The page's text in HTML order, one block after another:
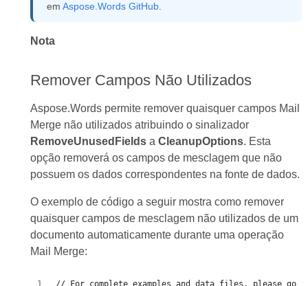
em Aspose.Words GitHub.
Nota
Remover Campos Não Utilizados
Aspose.Words permite remover quaisquer campos Mail
Merge não utilizados atribuindo o sinalizador
RemoveUnusedFieldsa CleanupOptions. Esta
opção removerá os campos de mesclagem que não
possuem os dados correspondentes na fonte de dados.
O exemplo de código a seguir mostra como remover
quaisquer campos de mesclagem não utilizados de um
documento automaticamente durante uma operação
Mail Merge: